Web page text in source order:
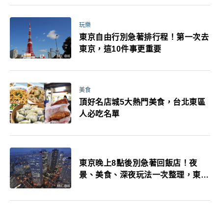
玩樂
東京自由行別急著排行程！第一次去
東京，這10件事更重要
美食
頂好名店城5大熱門美食，台北東區
人必吃名單
東京晚上8點後別急著回飯店！夜
景、美食、深夜玩法一次整理，東京